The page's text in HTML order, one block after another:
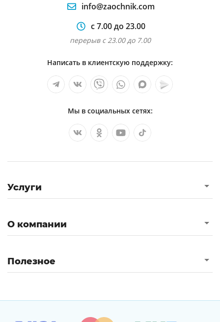
info@zaochnik.com
с 7.00 до 23.00
перерыв с 23.00 до 7.00
Написать в клиентскую поддержку:
Мы в социальных сетях:
Услуги
О компании
Полезное